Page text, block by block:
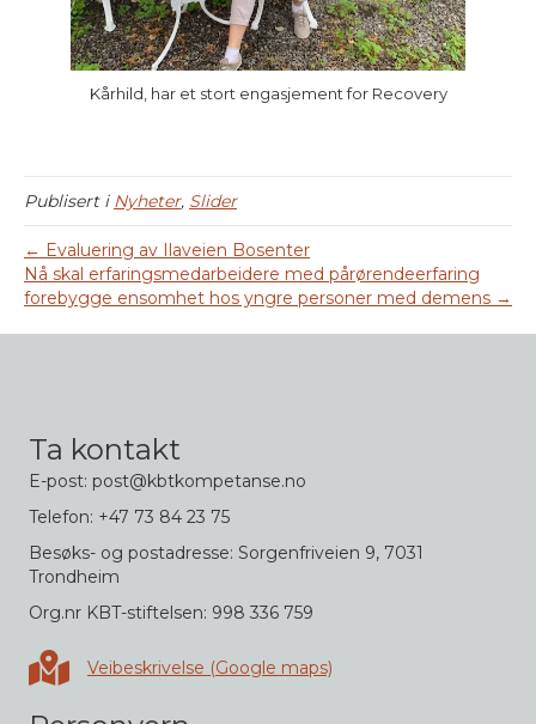
Kårhild, har et stort engasjement for Recovery
Publisert i Nyheter, Slider
← Evaluering av Ilaveien Bosenter
Nå skal erfaringsmedarbeidere med pårørendeerfaring
forebygge ensomhet hos yngre personer med demens →
Ta kontakt
E-post: post@kbtkompetanse.no
Telefon: +47 73 84 23 75
Besøks- og postadresse: Sorgenfriveien 9, 7031
Trondheim
Org.nr KBT-stiftelsen: 998 336 759
Veibeskrivelse i Google maps
Veibeskrivelse (Google maps)